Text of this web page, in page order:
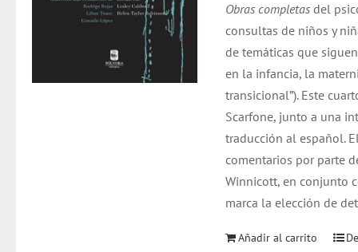
Obras completasdel
consultas de niños y
de temáticas que
en la infancia, la
transicional”). Este
Scarfone, junto a una
traducción al español.
comentarios por parte
Winnicott, en conjunto
marca la elección de
Añadir al carrito